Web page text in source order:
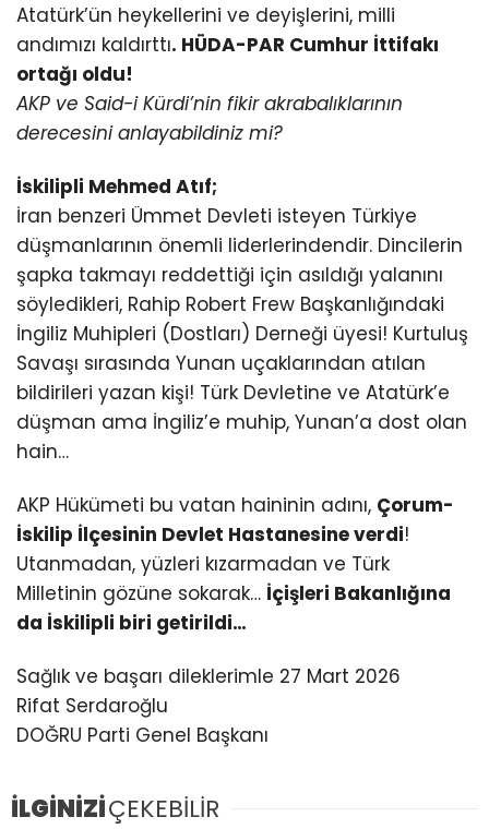
Atatürk’ün heykellerini ve deyişlerini, milli
andımızı kaldırttı. HÜDA-PAR Cumhur İttifakı
ortağı oldu!
AKP ve Said-i Kürdi’nin fikir akrabalıklarının
derecesini anlayabildiniz mi?
İskilipli Mehmed Atıf;
İran benzeri Ümmet Devleti isteyen Türkiye
düşmanlarının önemli liderlerindendir. Dincilerin
şapka takmayı reddettiği için asıldığı yalanını
söyledikleri, Rahip Robert Frew Başkanlığındaki
İngiliz Muhipleri (Dostları) Derneği üyesi! Kurtuluş
Savaşı sırasında Yunan uçaklarından atılan
bildirileri yazan kişi! Türk Devletine ve Atatürk’e
düşman ama İngiliz’e muhip, Yunan’a dost olan
hain…
AKP Hükümeti bu vatan haininin adını, Çorum-
İskilip İlçesinin Devlet Hastanesine verdi!
Utanmadan, yüzleri kızarmadan ve Türk
Milletinin gözüne sokarak… İçişleri Bakanlığına
da İskilipli biri getirildi…
Sağlık ve başarı dileklerimle 27 Mart 2026
Rifat Serdaroğlu
DOĞRU Parti Genel Başkanı
İLGİNİZİÇEKEBİLİR